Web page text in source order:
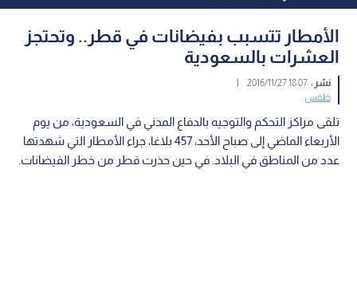
الأمطار تتسبب بفيضانات في قطر.. وتحتجز
العشرات بالسعودية
نشر :18:07 2016/11/27
|
طقس
تلقى مراكز التحكم والتوجيه بالدفاع المدني في السعودية، من يوم
الأربعاء الماضي إلى صباح الأحد، 457 بلاغا، جراء الأمطار التي شهدتها
عدد من المناطق في البلاد. في حين حذرت قطر من خطر الفيضانات.